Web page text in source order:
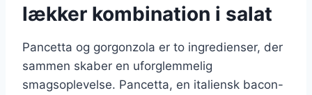
lækker kombination i salat
Pancetta og gorgonzola er to ingredienser, der
sammen skaber en uforglemmelig
smagsoplevelse. Pancetta, en italiensk bacon-